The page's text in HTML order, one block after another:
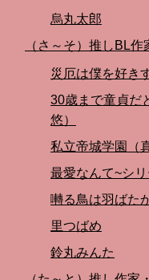
烏丸太郎
（さ～そ）推しBL
災厄は僕を好き
30歳まで童貞だ
悠）
私立帝城学園（
最愛なんて~シ
囀る鳥は羽ばた
里つばめ
鈴丸みんた